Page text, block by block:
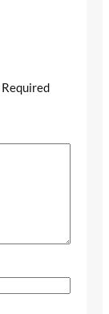
Required